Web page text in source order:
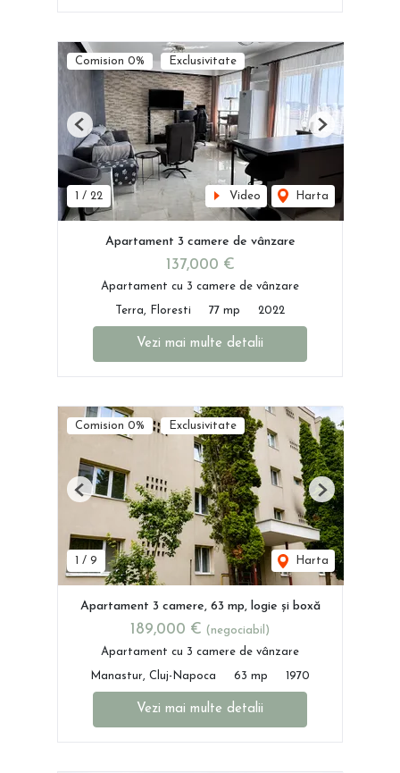
Comision 0% Exclusivitate
1 / 22 Video Harta
Previous Next
Apartament 3 camere de vânzare
137,000 €
Apartament cu 3 camere de vânzare
Terra, Floresti 77 mp 2022
Vezi mai multe detalii
Comision 0% Exclusivitate
/ 9 Harta
Previous Next
Apartament 3 camere, 63 mp, logie și boxă
189,000 € (negociabil)
Apartament cu 3 camere de vânzare
Manastur, Cluj-Napoca 63 mp 1970
Vezi mai multe detalii